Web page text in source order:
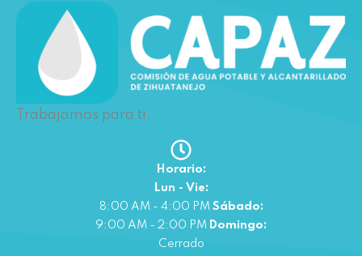
Trabajamos para ti.
Horario:
Lun - Vie:
8:00 AM - 4:00 PM Sábado:
9:00 AM - 2:00 PM Domingo:
Cerrado